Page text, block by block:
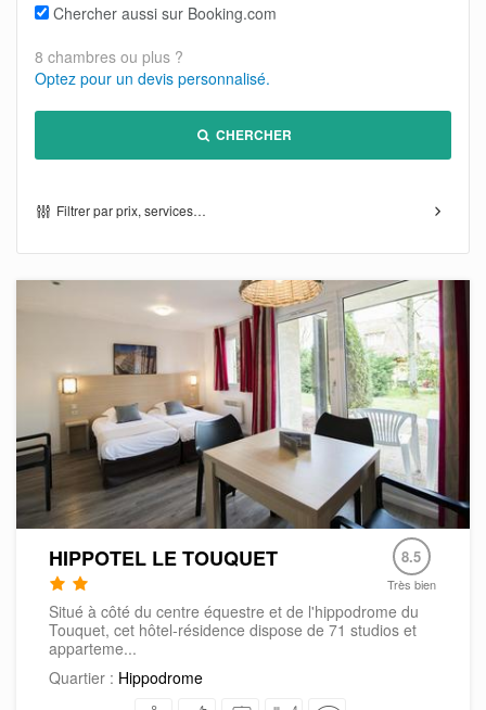
Chercher aussi sur Booking.com
8 chambres ou plus ?
Optez pour un devis personnalisé.
CHERCHER
Filtrer par prix, services…
HIPPOTEL LE TOUQUET 8.5
Très bien
Situé à côté du centre équestre et de l'hippodrome du
Touquet, cet hôtel-résidence dispose de 71 studios et
apparteme...
Quartier : Hippodrome